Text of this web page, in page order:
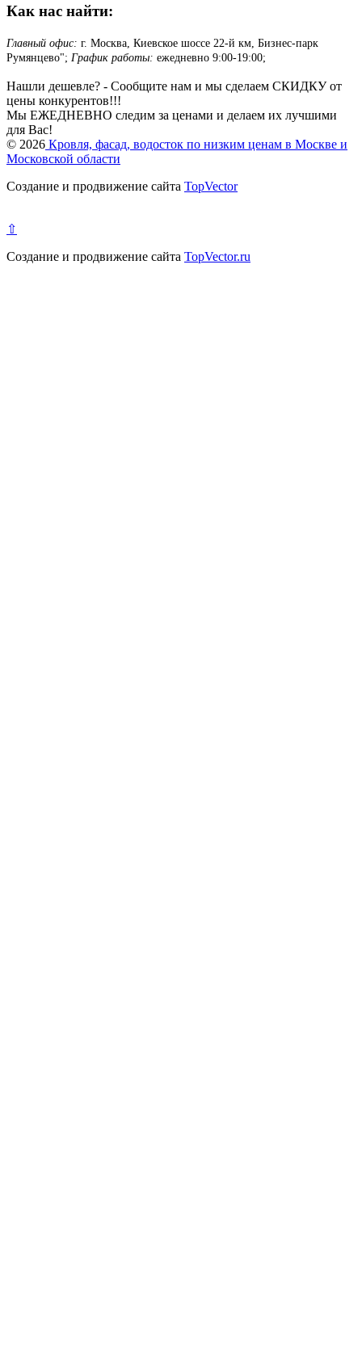
Как нас найти:
Главный офис: г. Москва, Киевское шоссе 22-й км, Бизнес-парк
Румянцево"; График работы: ежедневно 9:00-19:00;
Нашли дешевле? - Сообщите нам и мы сделаем СКИДКУ от
цены конкурентов!!!
Мы ЕЖЕДНЕВНО следим за ценами и делаем их лучшими
для Вас!
© 2026 Кровля, фасад, водосток по низким ценам в Москве и
Московской области
Создание и продвижение сайта TopVector
⇧
Создание и продвижение сайта TopVector.ru